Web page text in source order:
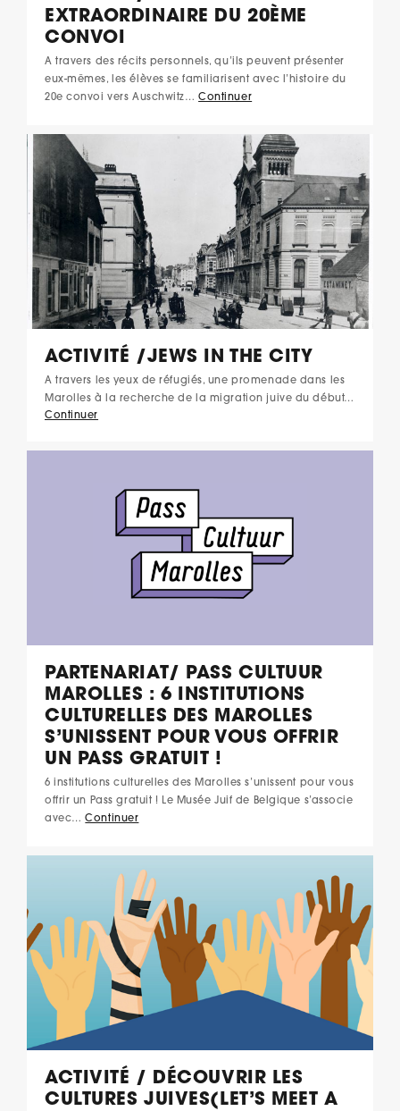
EXTRAORDINAIRE DU 20ÈME
CONVOI
A travers des récits personnels, qu’ils peuvent présenter
eux-mêmes, les élèves se familiarisent avec l’histoire du
20e convoi vers Auschwitz… Continuer
ACTIVITÉ /JEWS IN THE CITY
A travers les yeux de réfugiés, une promenade dans les
Marolles à la recherche de la migration juive du début…
Continuer
PARTENARIAT/ PASS CULTUUR
MAROLLES : 6 INSTITUTIONS
CULTURELLES DES MAROLLES
S’UNISSENT POUR VOUS OFFRIR
UN PASS GRATUIT !
6 institutions culturelles des Marolles s’unissent pour vous
offrir un Pass gratuit ! Le Musée Juif de Belgique s’associe
avec… Continuer
ACTIVITÉ / DÉCOUVRIR LES
CULTURES JUIVES(LET’S MEET A